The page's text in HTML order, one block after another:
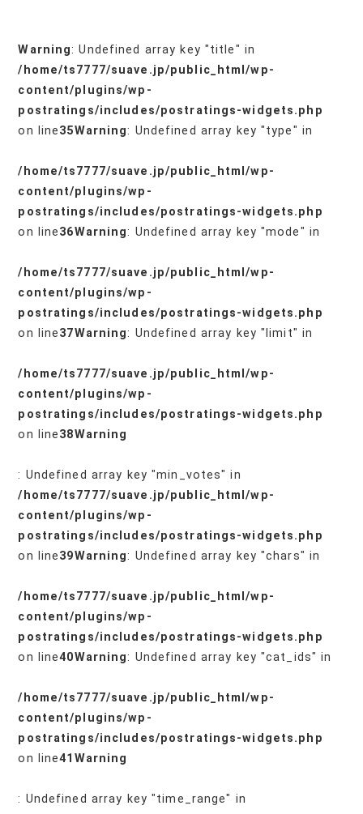
Warning: Undefined array key "title" in
/home/ts7777/suave.jp/public_html/wp-
content/plugins/wp-
postratings/includes/postratings-widgets.php
on line35Warning: Undefined array key "type" in
/home/ts7777/suave.jp/public_html/wp-
content/plugins/wp-
postratings/includes/postratings-widgets.php
on line36Warning: Undefined array key "mode" in
/home/ts7777/suave.jp/public_html/wp-
content/plugins/wp-
postratings/includes/postratings-widgets.php
on line37Warning: Undefined array key "limit" in
/home/ts7777/suave.jp/public_html/wp-
content/plugins/wp-
postratings/includes/postratings-widgets.php
on line38Warning
: Undefined array key "min_votes" in
/home/ts7777/suave.jp/public_html/wp-
content/plugins/wp-
postratings/includes/postratings-widgets.php
on line39Warning: Undefined array key "chars" in
/home/ts7777/suave.jp/public_html/wp-
content/plugins/wp-
postratings/includes/postratings-widgets.php
on line40Warning: Undefined array key "cat_ids" in
/home/ts7777/suave.jp/public_html/wp-
content/plugins/wp-
postratings/includes/postratings-widgets.php
on line41 Warning
: Undefined array key "time_range" in